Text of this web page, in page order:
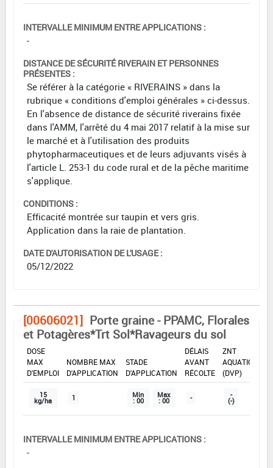
INTERVALLE MINIMUM ENTRE APPLICATIONS :
-
DISTANCE DE SÉCURITÉ RIVERAIN ET PERSONNES
PRÉSENTES :
Se référer à la catégorie « RIVERAINS » dans la
rubrique « conditions d'emploi générales » ci-dessus.
En l'absence de distance de sécurité riverains fixée
dans l'AMM, l'arrêté du 4 mai 2017 relatif à la mise sur
le marché et à l'utilisation des produits
phytopharmaceutiques et de leurs adjuvants visés à
l'article L. 253-1 du code rural et de la pêche maritime
s'applique.
CONDITIONS :
Efficacité montrée sur taupin et vers gris.
Application dans la raie de plantation.
DATE D'AUTORISATION DE L'USAGE :
05/12/2022
[00606021] Porte graine - PPAMC, Florales
et Potagères*Trt Sol*Ravageurs du sol
DOSE
MAX
D'EMPLOI
NOMBRE MAX
D'APPLICATION
STADE
D'APPLICATION
DÉLAIS
AVANT
RÉCOLTE
ZNT
AQUATIQUE
(DVP)
15
kg/ha 1 Min
: 00
Max
: 00 - -
(-)
INTERVALLE MINIMUM ENTRE APPLICATIONS :
-